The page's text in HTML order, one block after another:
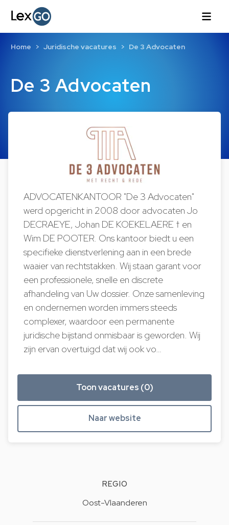
De 3 Advocaten
Home Juridische vacatures De 3 Advocaten
ADVOCATENKANTOOR "De 3 Advocaten"
werd opgericht in 2008 door advocaten Jo
DECRAEYE, Johan DE KOEKELAERE † en
Wim DE POOTER. Ons kantoor biedt u een
specifieke dienstverlening aan in een brede
waaier van rechtstakken. Wij staan garant voor
een professionele, snelle en discrete
afhandeling van Uw dossier. Onze samenleving
en ondernemen worden immers steeds
complexer, waardoor een permanente
juridische bijstand onmisbaar is geworden. Wij
zijn ervan overtuigd dat wij ook vo…
Toon vacatures (0)
Naar website
REGIO
Oost-Vlaanderen